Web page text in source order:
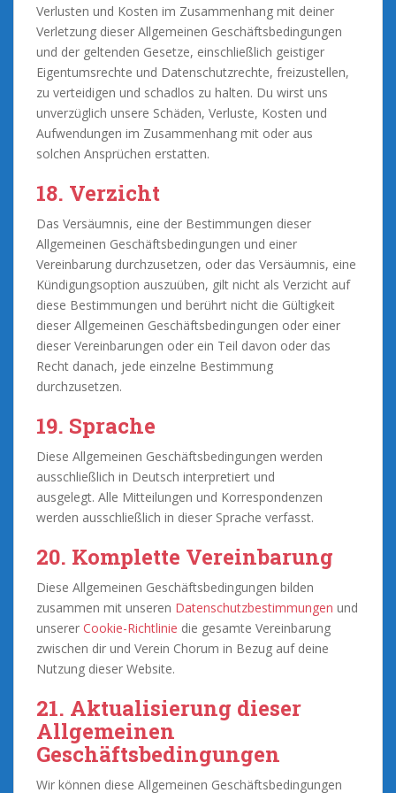
Verlusten und Kosten im Zusammenhang mit deiner
Verletzung dieser Allgemeinen Geschäftsbedingungen
und der geltenden Gesetze, einschließlich geistiger
Eigentumsrechte und Datenschutzrechte, freizustellen,
zu verteidigen und schadlos zu halten. Du wirst uns
unverzüglich unsere Schäden, Verluste, Kosten und
Aufwendungen im Zusammenhang mit oder aus
solchen Ansprüchen erstatten.
18. Verzicht
Das Versäumnis, eine der Bestimmungen dieser
Allgemeinen Geschäftsbedingungen und einer
Vereinbarung durchzusetzen, oder das Versäumnis, eine
Kündigungsoption auszuüben, gilt nicht als Verzicht auf
diese Bestimmungen und berührt nicht die Gültigkeit
dieser Allgemeinen Geschäftsbedingungen oder einer
dieser Vereinbarungen oder ein Teil davon oder das
Recht danach, jede einzelne Bestimmung
durchzusetzen.
19. Sprache
Diese Allgemeinen Geschäftsbedingungen werden
ausschließlich in Deutsch interpretiert und
ausgelegt. Alle Mitteilungen und Korrespondenzen
werden ausschließlich in dieser Sprache verfasst.
20. Komplette Vereinbarung
Diese Allgemeinen Geschäftsbedingungen bilden
zusammen mit unseren Datenschutzbestimmungen und
unserer Cookie-Richtlinie die gesamte Vereinbarung
zwischen dir und Verein Chorum in Bezug auf deine
Nutzung dieser Website.
21. Aktualisierung dieser
Allgemeinen
Geschäftsbedingungen
Wir können diese Allgemeinen Geschäftsbedingungen